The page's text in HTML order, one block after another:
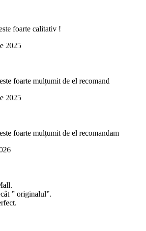
foarte calitativ !
2025
foarte mulțumit de el recomand
2025
foarte mulțumit de el recomandam
” originalul”.